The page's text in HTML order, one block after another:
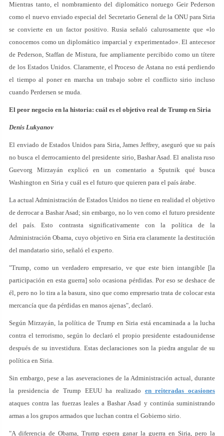
Mientras tanto, el nombramiento del diplomático noruego Geir Pederson
como el nuevo enviado especial del Secretario General de la ONU para Siria
se convierte en un factor positivo. Rusia señaló calurosamente que «lo
conocemos como un diplomático imparcial y experimentado». El antecesor
de Pederson, Staffan de Mistura, fue ampliamente percibido como un títere
de los Estados Unidos. Claramente, el Proceso de Astana no está perdiendo
el tiempo al poner en marcha un trabajo sobre el conflicto sirio incluso
cuando Perdersen se muda.
El peor negocio en la historia: cuál es el objetivo real de Trump en Siria
Denis Lukyanov
El enviado de Estados Unidos para Siria, James Jeffrey, aseguró que su país
no busca el derrocamiento del presidente sirio, Bashar Asad. El analista ruso
Guevorg Mirzayán explicó en un comentario a Sputnik qué busca
Washington en Siria y cuál es el futuro que quieren para el país árabe.
La actual Administración de Estados Unidos no tiene en realidad el objetivo
de derrocar a Bashar Asad; sin embargo, no lo ven como el futuro presidente
del país. Esto contrasta significativamente con la política de la
Administración Obama, cuyo objetivo en Siria era claramente la destitución
del mandatario sirio, señaló el experto.
"Trump, como un verdadero empresario, ve que este bien intangible [la
participación en esta guerra] solo ocasiona pérdidas. Por eso se deshace de
él, pero no lo tira a la basura, sino que como empresario trata de colocar esta
mercancía que da pérdidas en manos ajenas", declaró.
Según Mirzayán, la política de Trump en Siria está encaminada a la lucha
contra el terrorismo, según lo declaró el propio presidente estadounidense
después de su investidura. Estas declaraciones son la piedra angular de su
política en Siria.
Sin embargo, pese a las aseveraciones de la Administración actual, durante
la presidencia de Trump EEUU ha realizado en reiteradas ocasiones
ataques contra las fuerzas leales a Bashar Asad y continúa suministrando
armas a los grupos armados que luchan contra el Gobierno sirio.
"A diferencia de Obama, Trump espera ganar la guerra en Siria, pero la